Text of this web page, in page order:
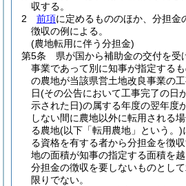
収する。
2
前項に定めるもののほか、分担金
徴収の例による。
(農地転用に伴う分担金)
第5条
県が国から補助金の交付を受
事業であって別に知事が指定する
の農地が当該県営土地改良事業の
日(その公告において工事完了の日
示された日)の属する年度の翌年度
しない間に農地以外に転用される
る農地(以下「転用農地」という。)
る資格を有する者から分担金を徴収
地の面積が知事の指定する面積を
分担金の徴収を要しないものとし
限りでない。